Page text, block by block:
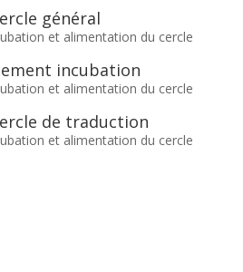
général
et alimentation du cercle
incubation
et alimentation du cercle
de traduction
et alimentation du cercle